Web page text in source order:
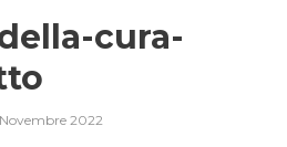
cura-
2022